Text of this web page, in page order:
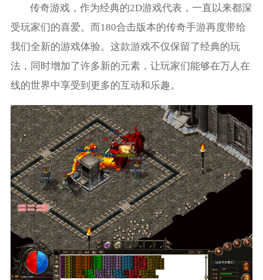
传奇游戏，作为经典的2D游戏代表，一直以来都深
受玩家们的喜爱。而180合击版本的传奇手游再度带给
我们全新的游戏体验。这款游戏不仅保留了经典的玩
法，同时增加了许多新的元素，让玩家们能够在万人在
线的世界中享受到更多的互动和乐趣。